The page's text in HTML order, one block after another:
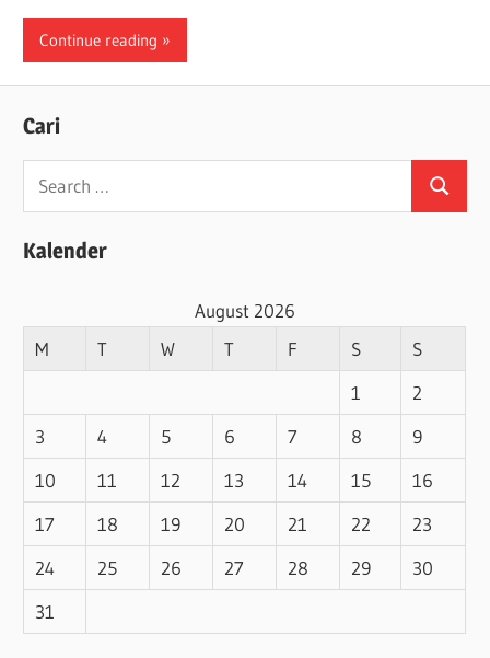
Continue reading
Cari
Search
for:
Search
Kalender
August 2026
M
T W T F S
S
1
2
3
4 5 6 7 8
9
10
11 12 13 14 15
16
17
18 19 20 21 22
23
24
25 26 27 28 29
30
31